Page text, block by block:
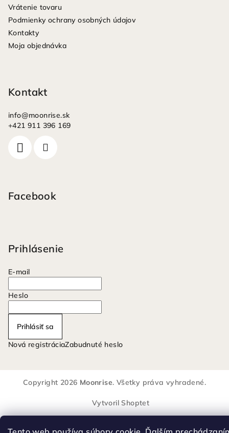
Vrátenie tovaru
Podmienky ochrany osobných údajov
Kontakty
Moja objednávka
Kontakt
info@moonrise.sk
+421 911 396 169
Facebook
Prihlásenie
E-mail
Heslo
Prihlásiť sa
Nová registráciaZabudnuté heslo
Copyright 2026 Moonrise. Všetky práva vyhradené.
Vytvoril Shoptet